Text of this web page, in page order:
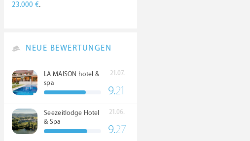
23.000 €.
NEUE BEWERTUNGEN
LA MAISON hotel &
spa
21.07.
9.21
Seezeitlodge Hotel
& Spa
21.06.
9.27